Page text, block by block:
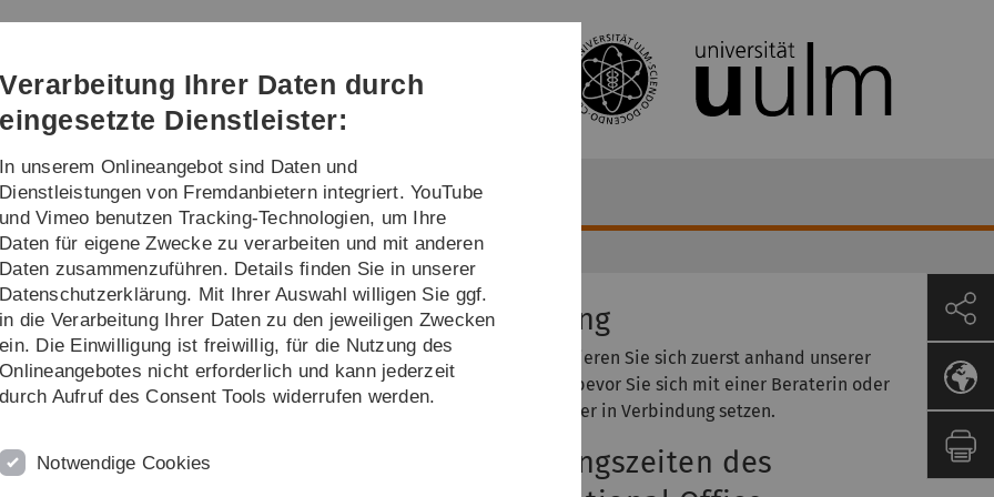
Direkt
Direkt
Direkt
(Sprache,
Drucken,
Social
Direkt
Direkt
Forschung / Institute
im Ausland
für die Wissenschaft. Um den Anforderungen des
an einer ausländischen Hochschule immer
Sie die Möglichkeit, sich für ein oder zwei
europaweit im Rahmen des ERASMUS+
- zu bewerben.
Beratung
Bitte informieren Sie sich zuerst anhand unserer
Webseiten, bevor Sie sich mit einer Beraterin oder
einem Berater in Verbindung setzen.
Beratungszeiten des
Verarbeitung Ihrer Daten durch
eingesetzte Dienstleister:
In unserem Onlineangebot sind Daten und
Dienstleistungen von Fremdanbietern integriert. YouTube
und Vimeo benutzen Tracking-Technologien, um Ihre
Daten für eigene Zwecke zu verarbeiten und mit anderen
Daten zusammenzuführen. Details finden Sie in unserer
Datenschutzerklärung. Mit Ihrer Auswahl willigen Sie ggf.
in die Verarbeitung Ihrer Daten zu den jeweiligen Zwecken
ein. Die Einwilligung ist freiwillig, für die Nutzung des
Onlineangebotes nicht erforderlich und kann jederzeit
durch Aufruf des Consent Tools widerrufen werden.
Notwendige Cookies